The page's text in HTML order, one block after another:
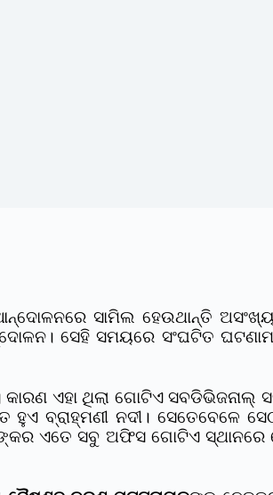
ସାମିଲ ହେଉଥାନ୍ତି
ସେହି ସମୟରେ ସଂଘଟିତ
ଏହା ଥିଲା ଗୋଟିଏ
ବ୍ରାହ୍ମଣୀ ନଦୀ। ସେତେବେଳେ
ଏତେ ସବୁ ଅଫିସ ଗୋଟିଏ